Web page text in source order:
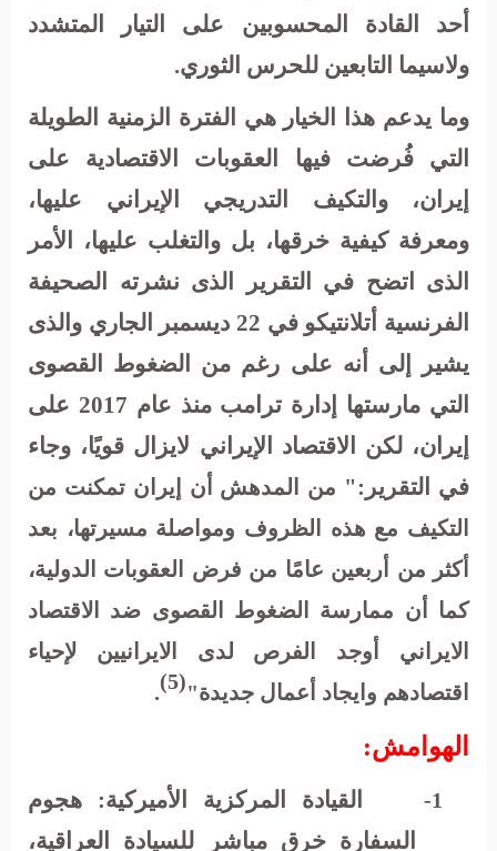
أحد القادة المحسوبين على التيار المتشدد
ولاسيما التابعين للحرس الثوري.
وما يدعم هذا الخيار هي الفترة الزمنية الطويلة
التي فُرضت فيها العقوبات الاقتصادية على
إيران، والتكيف التدريجي الإيراني عليها،
ومعرفة كيفية خرقها، بل والتغلب عليها، الأمر
الذى اتضح في التقرير الذى نشرته الصحيفة
الفرنسية أتلانتيكو في 22 ديسمبر الجاري والذى
يشير إلى أنه على رغم من الضغوط القصوى
التي مارستها إدارة ترامب منذ عام 2017 على
إيران، لكن الاقتصاد الإيراني لايزال قويًا، وجاء
في التقرير:" من المدهش أن إيران تمكنت من
التكيف مع هذه الظروف ومواصلة مسيرتها، بعد
أكثر من أربعين عامًا من فرض العقوبات الدولية،
كما أن ممارسة الضغوط القصوى ضد الاقتصاد
الايراني أوجد الفرص لدى الايرانيين لإحياء
اقتصادهم وايجاد أعمال جديدة"(5)
.
الهوامش:
1-
القيادة المركزية الأميركية: هجوم
السفارة خرق مباشر للسيادة العراقية،